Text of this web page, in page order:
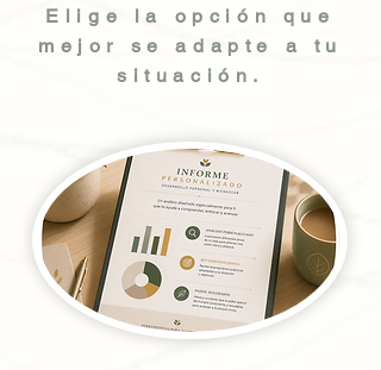
Elige la opción que
mejor se adapte a tu
situación.